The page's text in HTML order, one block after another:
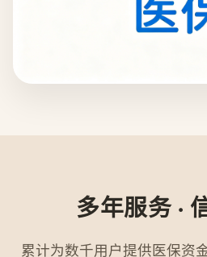
多年服务 ·
累计为数千用户提供医保资